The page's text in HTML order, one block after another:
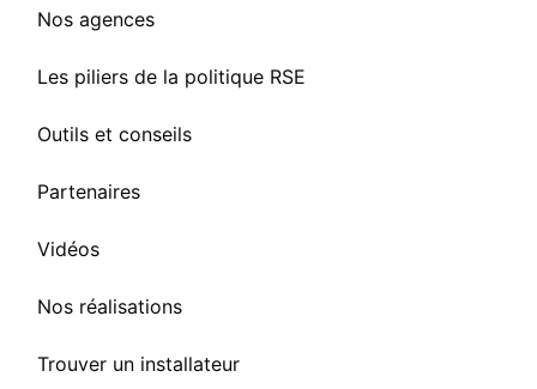
Nos agences
Les piliers de la politique RSE
Outils et conseils
Partenaires
Vidéos
Nos réalisations
Trouver un installateur